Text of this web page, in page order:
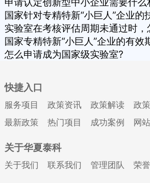
国家针对专精特新“小巨人”企业的
实验室在考核评估周期未通过时
国家专精特新“小巨人”企业的有效
怎么申请成为国家级实验室?
快捷入口
服务项目 政策资讯 政策解读 政
最新政策
热门项目 成功案例 网
关于华夏泰科
关于我们 联系我们 管理团队 荣